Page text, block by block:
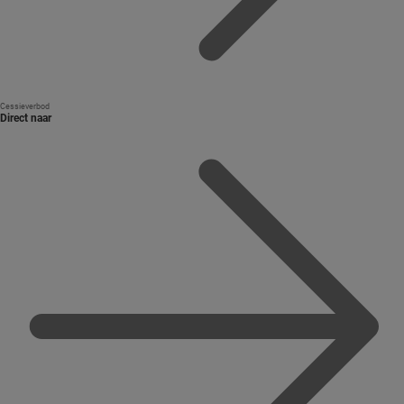
Cessieverbod
Direct naar